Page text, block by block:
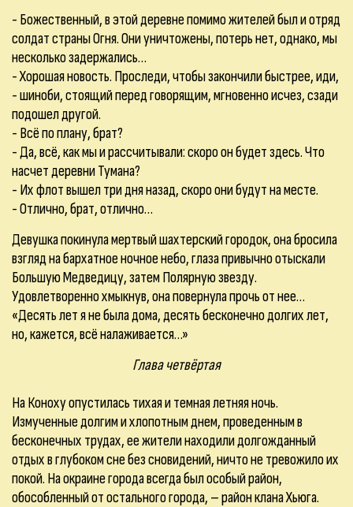
- Божественный, в этой деревне помимо жителей был и отряд
солдат страны Огня. Они уничтожены, потерь нет, однако, мы
несколько задержались…
- Хорошая новость. Проследи, чтобы закончили быстрее, иди,
- шиноби, стоящий перед говорящим, мгновенно исчез, сзади
подошел другой.
- Всё по плану, брат?
- Да, всё, как мы и рассчитывали: скоро он будет здесь. Что
насчет деревни Тумана?
- Их флот вышел три дня назад, скоро они будут на месте.
- Отлично, брат, отлично…
Девушка покинула мертвый шахтерский городок, она бросила
взгляд на бархатное ночное небо, глаза привычно отыскали
Большую Медведицу, затем Полярную звезду.
Удовлетворенно хмыкнув, она повернула прочь от нее…
«Десять лет я не была дома, десять бесконечно долгих лет,
но, кажется, всё налаживается…»
Глава четвёртая
На Коноху опустилась тихая и темная летняя ночь.
Измученные долгим и хлопотным днем, проведенным в
бесконечных трудах, ее жители находили долгожданный
отдых в глубоком сне без сновидений, ничто не тревожило их
покой. На окраине города всегда был особый район,
обособленный от остального города, – район клана Хьюга.